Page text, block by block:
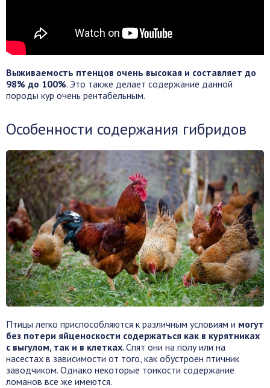
Выживаемость птенцов очень высокая и составляет до
98% до 100%. Это также делает содержание данной
породы кур очень рентабельным.
Особенности содержания гибридов
Птицы легко приспособляются к различным условиям и могут
без потери яйценоскости содержаться как в курятниках
с выгулом, так и в клетках. Спят они на полу или на
насестах в зависимости от того, как обустроен птичник
заводчиком. Однако некоторые тонкости содержание
ломанов все же имеются.